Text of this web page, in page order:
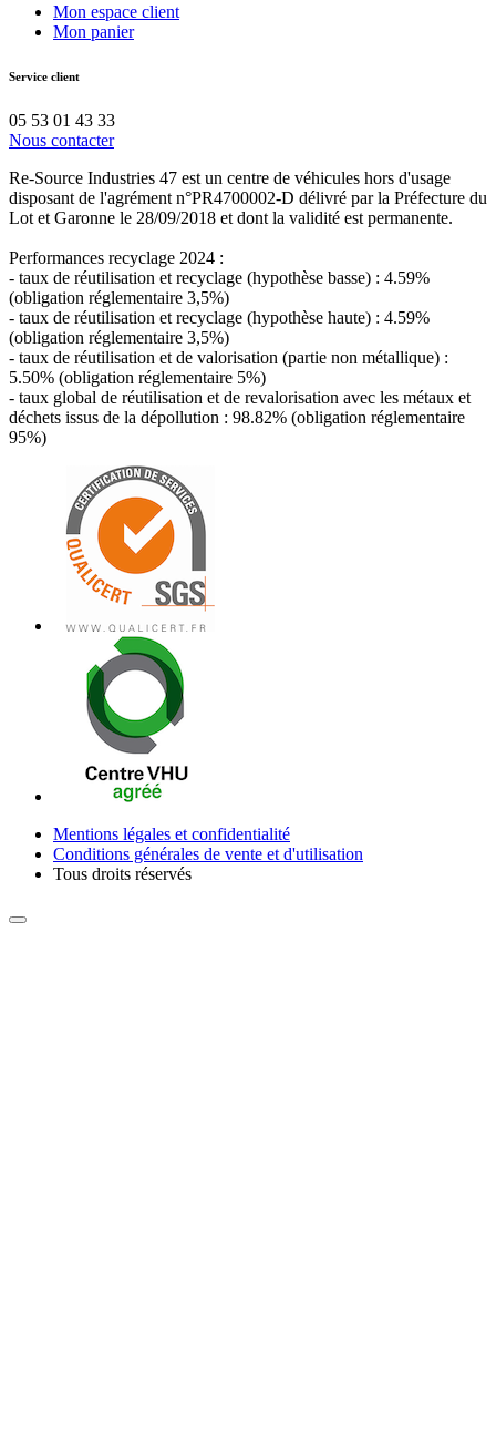
Mon espace client
Mon panier
Service client
05 53 01 43 33
Nous contacter
Re-Source Industries 47 est un centre de véhicules hors d'usage
disposant de l'agrément n°PR4700002-D délivré par la Préfecture du
Lot et Garonne le 28/09/2018 et dont la validité est permanente.
Performances recyclage 2024 :
- taux de réutilisation et recyclage (hypothèse basse) : 4.59%
(obligation réglementaire 3,5%)
- taux de réutilisation et recyclage (hypothèse haute) : 4.59%
(obligation réglementaire 3,5%)
- taux de réutilisation et de valorisation (partie non métallique) :
5.50% (obligation réglementaire 5%)
- taux global de réutilisation et de revalorisation avec les métaux et
déchets issus de la dépollution : 98.82% (obligation réglementaire
95%)
Mentions légales et confidentialité
Conditions générales de vente et d'utilisation
Tous droits réservés